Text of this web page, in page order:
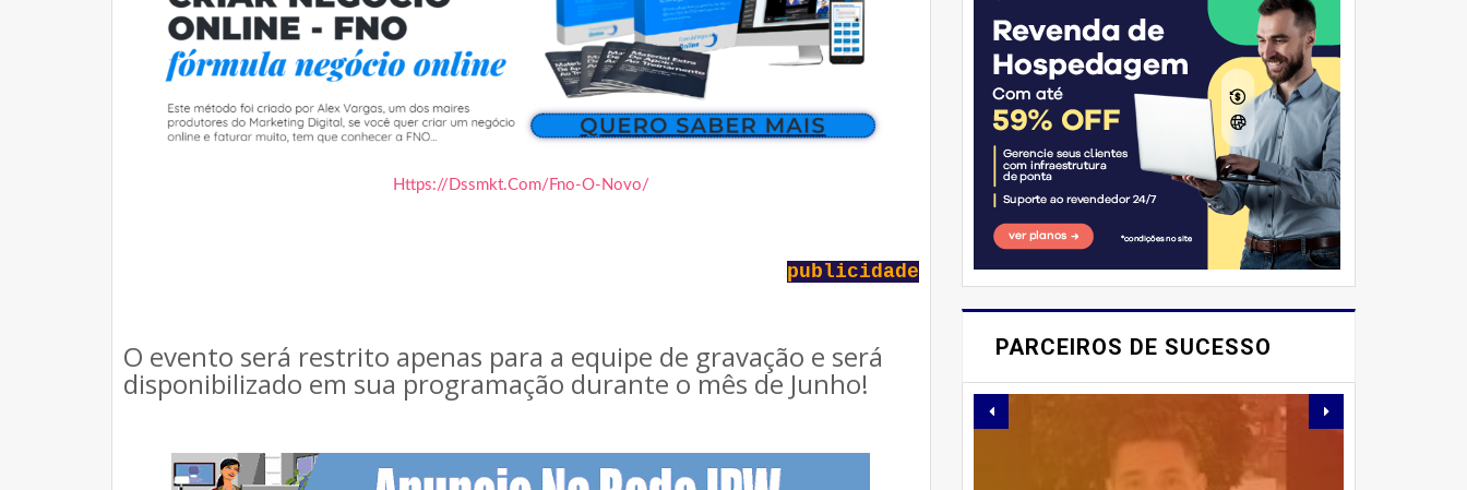
Https://Dssmkt.Com/Fno-O-Novo/
publicidade
O evento será restrito apenas para a equipe de gravação e será
disponibilizado em sua programação durante o mês de Junho!
PARCEIROS DE SUCESSO
E AÍ, PESSOAL! VOCÊ JÁ
DELICIOSAS E
SAUDÁVEIS ​​SEM PERDER